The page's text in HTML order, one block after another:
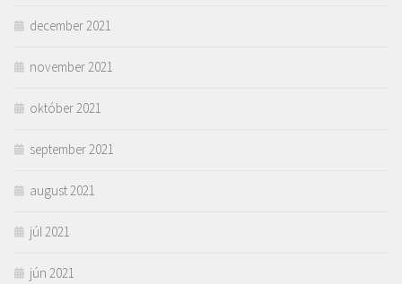
december 2021
november 2021
október 2021
september 2021
august 2021
júl 2021
jún 2021